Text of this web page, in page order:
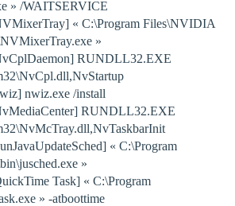
» /WAITSERVICE
« C:\Program Files\NVIDIA
»
RUNDLL32.EXE
nwiz.exe /install
RUNDLL32.EXE
« C:\Program
»
Task] « C:\Program
» -atboottime